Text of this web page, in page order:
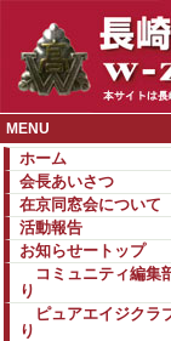
MENU
ホーム
会長あいさつ
在京同窓会について
活動報告
お知らせートップ
コミュニティ編集
り
ピュアエイジクラ
り